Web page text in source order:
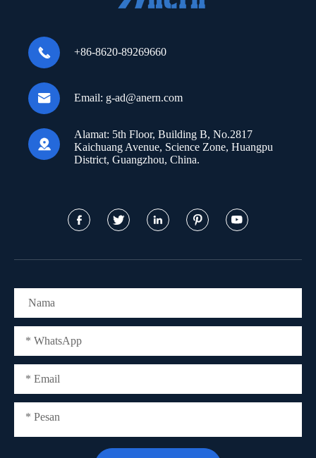
 +86-8620-89269660
 Email: g-ad@anern.com

Alamat: 5th Floor, Building B, No.2817
Kaichuang Avenue, Science Zone, Huangpu
District, Guangzhou, China.
    